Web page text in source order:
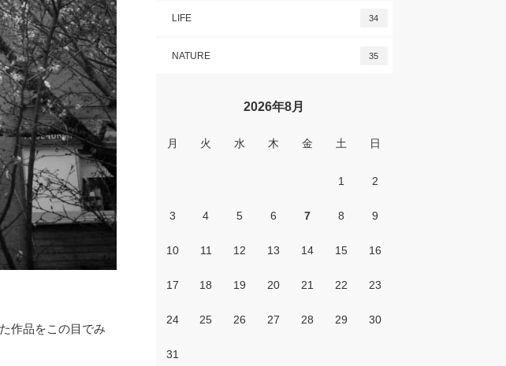
作品をこの目でみ
LIFE 34
NATURE 35
2026年8月
月 火 水 木 金 土 日
1 2
3 4 5 6 7 8 9
10 11 12 13 14 15 16
17 18 19 20 21 22 23
24 25 26 27 28 29 30
31